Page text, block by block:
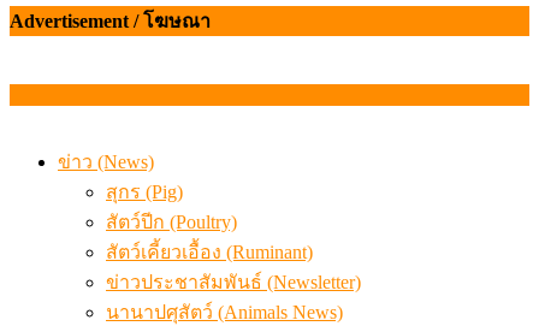
Advertisement / โฆษณา
ข่าว (News)
สุกร (Pig)
สัตว์ปีก (Poultry)
สัตว์เคี้ยวเอื้อง (Ruminant)
ข่าวประชาสัมพันธ์ (Newsletter)
นานาปศุสัตว์ (Animals News)